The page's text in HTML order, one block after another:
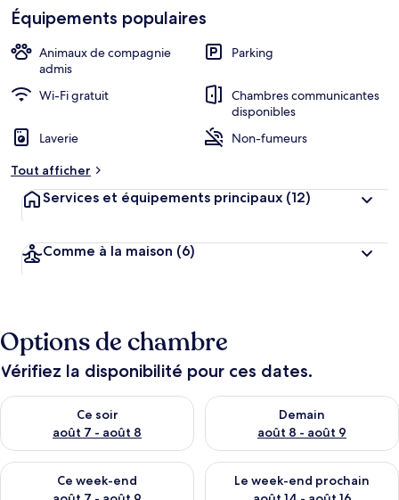
Équipements populaires
Animaux de compagnie
admis
Parking
Wi-Fi gratuit
Chambres communicantes
disponibles
Laverie
Non-fumeurs
Tout afficher
Services et équipements principaux (12)
Comme à la maison (6)
Options de chambre
Vérifiez la disponibilité pour ces dates.
Ce soir
août 7 - août 8
Vérifier la disponibilité pour ce soir août 7 - août 8
Demain
août 8 - août 9
Vérifier la disponibilité pour
Ce week-end
Vérifier la disponibilité pour ce week-end août 7 - août 9
Le week-end prochain
Vérifier la disponibilité pour